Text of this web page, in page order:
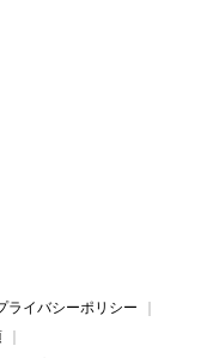
ライバシーポリシー